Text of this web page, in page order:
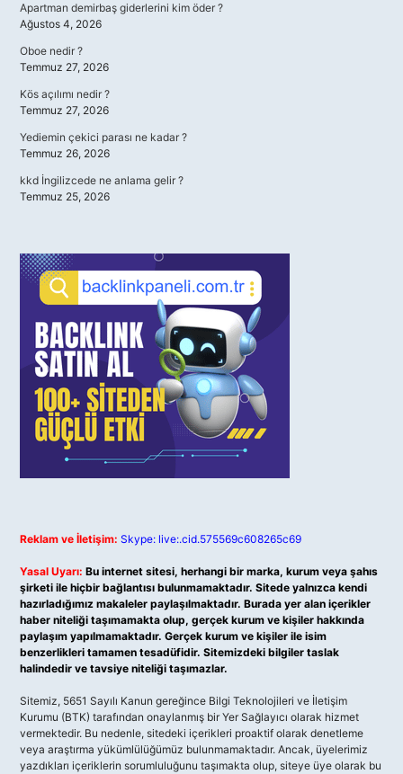
Apartman demirbaş giderlerini kim öder ?
Ağustos 4, 2026
Oboe nedir ?
Temmuz 27, 2026
Kös açılımı nedir ?
Temmuz 27, 2026
Yediemin çekici parası ne kadar ?
Temmuz 26, 2026
kkd İngilizcede ne anlama gelir ?
Temmuz 25, 2026
Reklam ve İletişim: Skype: live:.cid.575569c608265c69
Yasal Uyarı: Bu internet sitesi, herhangi bir marka, kurum veya şahıs
şirketi ile hiçbir bağlantısı bulunmamaktadır. Sitede yalnızca kendi
hazırladığımız makaleler paylaşılmaktadır. Burada yer alan içerikler
haber niteliği taşımamakta olup, gerçek kurum ve kişiler hakkında
paylaşım yapılmamaktadır. Gerçek kurum ve kişiler ile isim
benzerlikleri tamamen tesadüfidir. Sitemizdeki bilgiler taslak
halindedir ve tavsiye niteliği taşımazlar.
Sitemiz, 5651 Sayılı Kanun gereğince Bilgi Teknolojileri ve İletişim
Kurumu (BTK) tarafından onaylanmış bir Yer Sağlayıcı olarak hizmet
vermektedir. Bu nedenle, sitedeki içerikleri proaktif olarak denetleme
veya araştırma yükümlülüğümüz bulunmamaktadır. Ancak, üyelerimiz
yazdıkları içeriklerin sorumluluğunu taşımakta olup, siteye üye olarak bu